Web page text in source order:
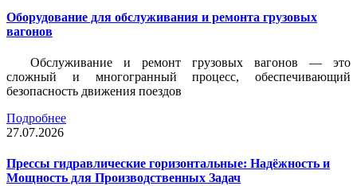
Оборудование для обслуживания и ремонта грузовых
вагонов
Обслуживание и ремонт грузовых вагонов — это
сложный и многогранный процесс, обеспечивающий
безопасность движения поездов
Подробнее
27.07.2026
Прессы гидравлические горизонтальные: Надёжность и
Мощность для Производственных Задач